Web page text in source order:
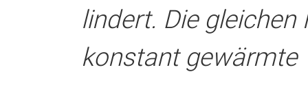
lindert. Die
konstant gewärmte